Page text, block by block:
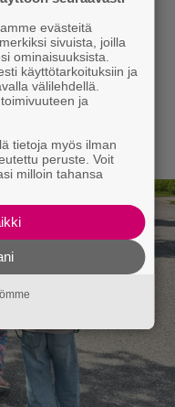
evästeitä
sivuista, joilla
ominaisuuksista.
käyttötarkoituksiin ja
välilehdellä.
ja
tietoja myös ilman
peruste. Voit
milloin tahansa